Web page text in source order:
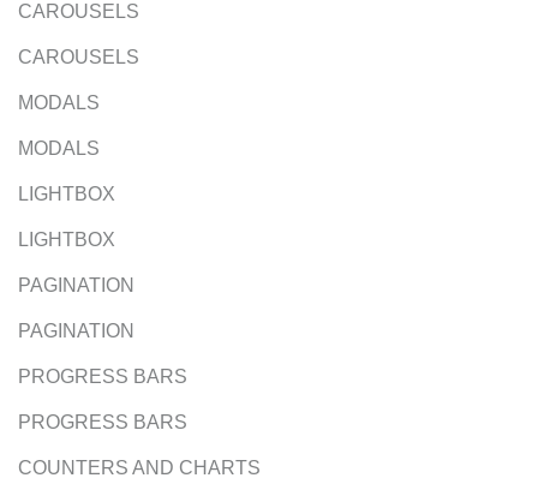
CAROUSELS
CAROUSELS
MODALS
MODALS
LIGHTBOX
LIGHTBOX
PAGINATION
PAGINATION
PROGRESS BARS
PROGRESS BARS
COUNTERS AND CHARTS